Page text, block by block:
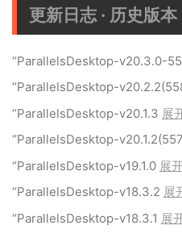
更新日志 · 历史版本
“ParallelsDesktop-v20.3.0-
“ParallelsDesktop-
“ParallelsDesktop-v20.1.3 展
“ParallelsDesktop-
“ParallelsDesktop-v19.1.0 展
“ParallelsDesktop-v18.3.2 展
“ParallelsDesktop-v18.3.1 展